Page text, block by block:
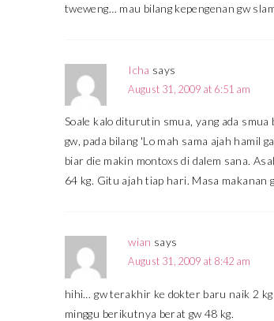
tweweng… mau bilang kepengenan gw
Icha says
August 31, 2009 at 6:51 am
Soale kalo diturutin smua, yang ada
gw, pada bilang 'Lo mah sama ajah hamil
biar die makin montoxs di dalem sana.
64 kg. Gitu ajah tiap hari. Masa makanan
wian says
August 31, 2009 at 8:42 am
hihi… gw terakhir ke dokter baru naik 2
minggu berikutnya berat gw 48 kg.